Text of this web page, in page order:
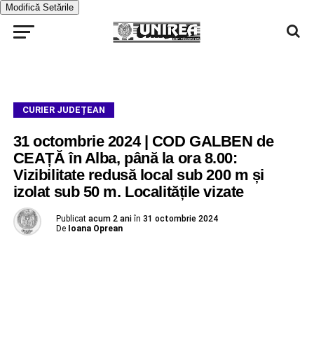
Modifică Setările
CURIER JUDEȚEAN
31 octombrie 2024 | COD GALBEN de
CEAȚĂ în Alba, până la ora 8.00:
Vizibilitate redusă local sub 200 m și
izolat sub 50 m. Localitățile vizate
Publicat acum 2 ani în 31 octombrie 2024
De Ioana Oprean